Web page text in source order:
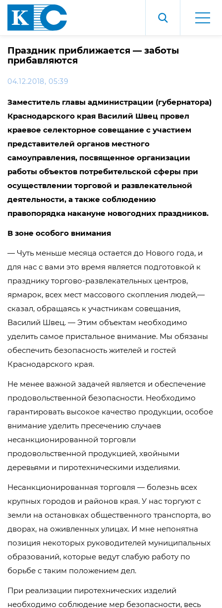
Праздник приближается — заботы
прибавляются
04.12.2018, 05:39
Заместитель главы администрации (губернатора)
Краснодарского края Василий Швец провел
краевое селекторное совещание с участием
представителей органов местного
самоуправления, посвященное организации
работы объектов потребительской сферы при
осуществлении торговой и развлекательной
деятельности, а также соблюдению
правопорядка накануне новогодних праздников.
В зоне особого внимания
— Чуть меньше месяца остается до Нового года, и
для нас с вами это время является подготовкой к
празднику торгово-развлекательных центров,
ярмарок, всех мест массового скопления людей,—
сказал, обращаясь к участникам совещания,
Василий Швец. — Этим объектам необходимо
уделить самое пристальное внимание. Мы обязаны
обеспечить безопасность жителей и гостей
Краснодарского края.
Не менее важной задачей является и обеспечение
продовольственной безопасности. Необходимо
гарантировать высокое качество продукции, особое
внимание уделить пресечению случаев
несанкционированной торговли
продовольственной продукцией, хвойными
деревьями и пиротехническими изделиями.
Несанкционированная торговля — болезнь всех
крупных городов и районов края. У нас торгуют с
земли на остановках общественного транспорта, во
дворах, на оживленных улицах. И мне непонятна
позиция некоторых руководителей муниципальных
образований, которые ведут слабую работу по
борьбе с таким положением дел.
При реализации пиротехнических изделий
необходимо соблюдение мер безопасности, весь